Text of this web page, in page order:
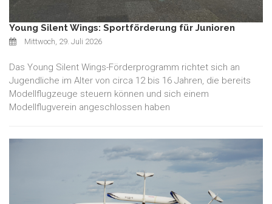
Young Silent Wings: Sportförderung für Junioren
Mittwoch, 29. Juli 2026
Das Young Silent Wings-Förderprogramm richtet sich an
Jugendliche im Alter von circa 12 bis 16 Jahren, die bereits
Modellflugzeuge steuern können und sich einem
Modellflugverein angeschlossen haben